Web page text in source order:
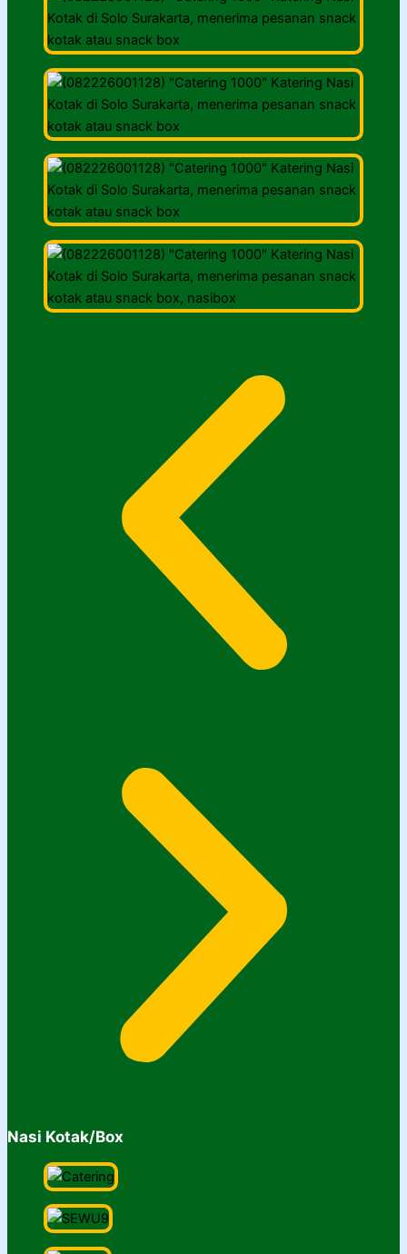
Nasi Kotak/Box